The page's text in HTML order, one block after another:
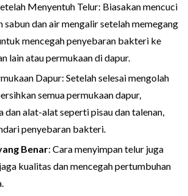
Menyentuh Telur: Biasakan mencuci
sabun dan air mengalir setelah memegang
mencegah penyebaran bakteri ke
lain atau permukaan di dapur.
Dapur: Setelah selesai mengolah
semua permukaan dapur,
dan alat-alat seperti pisau dan talenan,
penyebaran bakteri.
Benar: Cara menyimpan telur juga
kualitas dan mencegah pertumbuhan